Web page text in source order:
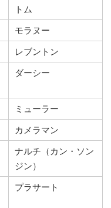
トム
モラヌー
レブントン
ダーシー
ミューラー
カメラマン
ナルチ（カン・ソン
ジン）
プラサート